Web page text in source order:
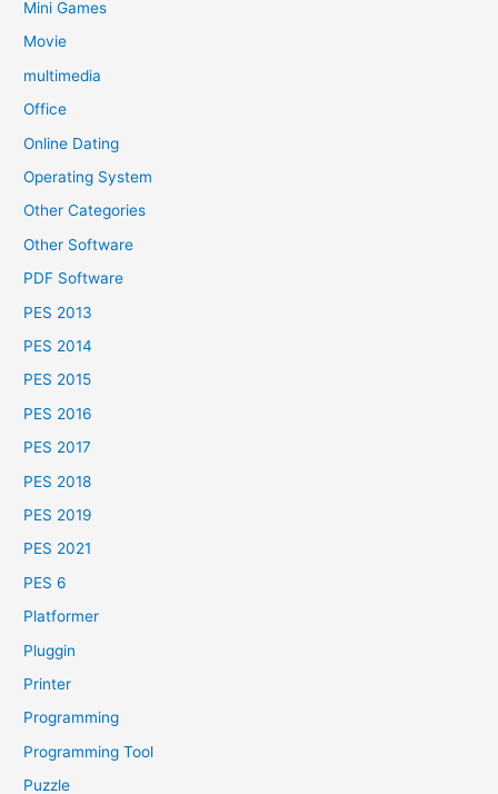
Mini Games
Movie
multimedia
Office
Online Dating
Operating System
Other Categories
Other Software
PDF Software
PES 2013
PES 2014
PES 2015
PES 2016
PES 2017
PES 2018
PES 2019
PES 2021
PES 6
Platformer
Pluggin
Printer
Programming
Programming Tool
Puzzle